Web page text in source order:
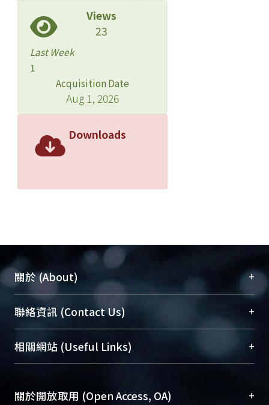
Views
23
Last Week
1
Acquisition Date
Aug 1, 2026
Downloads
關於 (About) +
臺大位居世界頂尖大學之列，為永久珍藏及向國際
展現本校豐碩的研究成果及學術能量，圖書館整合
機構典藏（NTUR）與學術庫（AH）不同功能平
台，成為臺大學術典藏NTU scholars。期能整合研
成果。
聯絡資訊 (Contact Us) +
總館學科館員(Main Library)
醫學圖書館學科館員(Medical Library)
Sciences Library)
相關網站 (Useful Links) +
關於開放取用 (Open Access, OA) +